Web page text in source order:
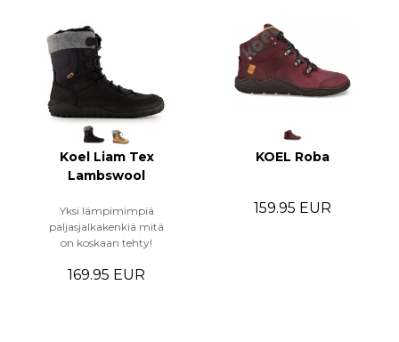
Koel Liam Tex
Lambswool
Yksi lämpimimpiä
paljasjalkakenkiä mitä
on koskaan tehty!
169.95 EUR
KOEL Roba
159.95 EUR